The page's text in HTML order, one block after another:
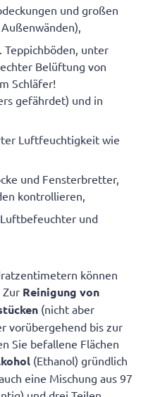
und großen
Teppichböden, unter
Belüftung von
Schläfer!
gefährdet) und in
Luftfeuchtigkeit wie
und Fensterbretter,
kontrollieren,
und
können
Zur Reinigung von
(nicht aber
vorübergehend bis zur
Sie befallene Flächen
(Ethanol) gründlich
eine Mischung aus 97